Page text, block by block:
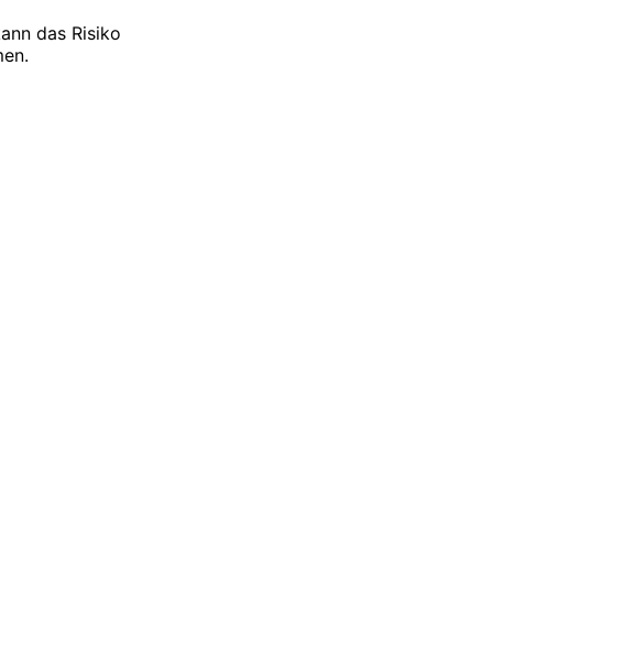
das Risiko